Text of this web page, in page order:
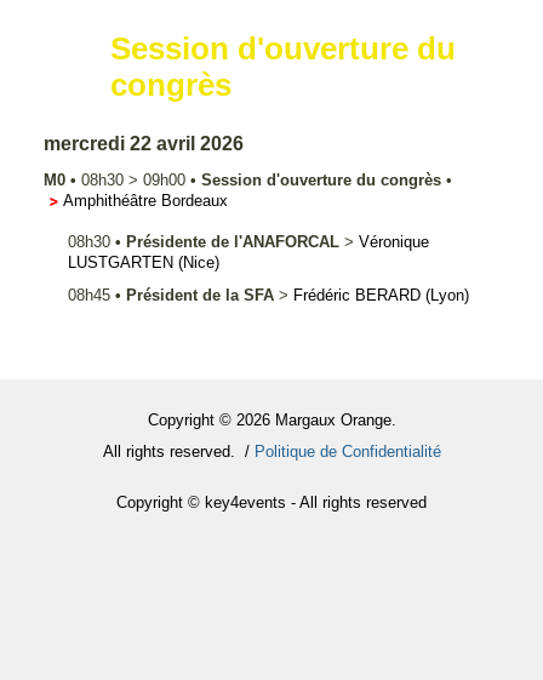
Session d'ouverture du
congrès
mercredi 22 avril 2026
M0 • 08h30 > 09h00 • Session d'ouverture du congrès •
Amphithéâtre Bordeaux
08h30 • Présidente de l'ANAFORCAL > Véronique
LUSTGARTEN (Nice)
08h45 • Président de la SFA > Frédéric BERARD (Lyon)
Copyright © 2026 Margaux Orange.
All rights reserved. / Politique de Confidentialité
Copyright © key4events - All rights reserved